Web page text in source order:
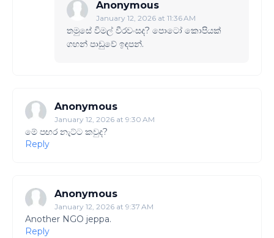
Anonymous
January 12, 2026 at 11:36 AM
තමුසේ විමල් වීරවංසද? පොටෝ කොපියක්
ගහන් පාඩුවේ ඉඳපන්.
Anonymous
January 12, 2026 at 9:30 AM
මේ පඟර නැට්ට කවුද?
Reply
Anonymous
January 12, 2026 at 9:37 AM
Another NGO jeppa.
Reply